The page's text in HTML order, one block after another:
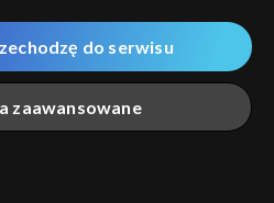
zgody na udostępnianie
do Google.
podczas odwiedzania przez
serwisówzwanych dalej
zapisywane za pomocą
zaawansowane
do serwisu